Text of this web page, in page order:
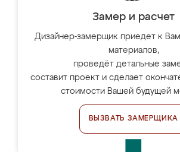
Замер и расчет
Дизайнер-замерщик приедет к
материалов,
проведёт детальные
составит проект и сделает
стоимости Вашей будущей
ВЫЗВАТЬ ЗАМЕРЩИКА